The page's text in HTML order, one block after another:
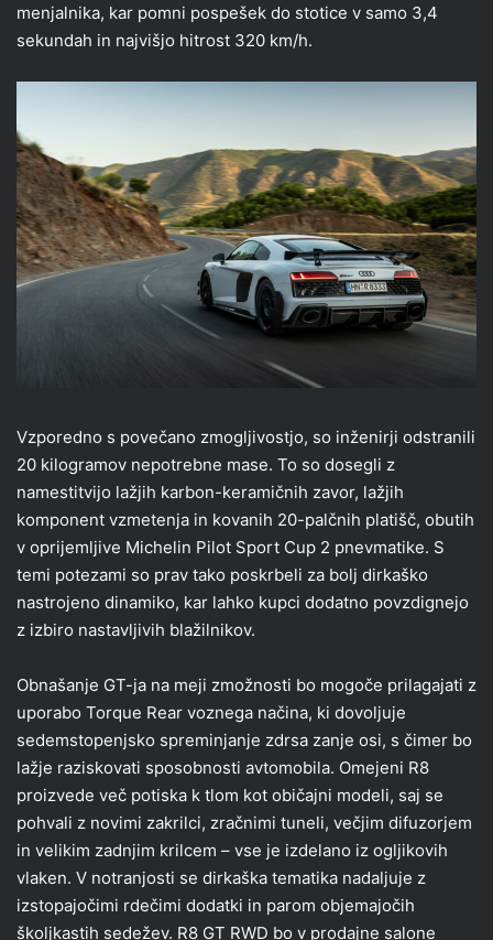
menjalnika, kar pomni pospešek do stotice v samo 3,4
sekundah in najvišjo hitrost 320 km/h.
Vzporedno s povečano zmogljivostjo, so inženirji odstranili
20 kilogramov nepotrebne mase. To so dosegli z
namestitvijo lažjih karbon-keramičnih zavor, lažjih
komponent vzmetenja in kovanih 20-palčnih platišč, obutih
v oprijemljive Michelin Pilot Sport Cup 2 pnevmatike. S
temi potezami so prav tako poskrbeli za bolj dirkaško
nastrojeno dinamiko, kar lahko kupci dodatno povzdignejo
z izbiro nastavljivih blažilnikov.
Obnašanje GT-ja na meji zmožnosti bo mogoče prilagajati z
uporabo Torque Rear voznega načina, ki dovoljuje
sedemstopenjsko spreminjanje zdrsa zanje osi, s čimer bo
lažje raziskovati sposobnosti avtomobila. Omejeni R8
proizvede več potiska k tlom kot običajni modeli, saj se
pohvali z novimi zakrilci, zračnimi tuneli, večjim difuzorjem
in velikim zadnjim krilcem – vse je izdelano iz ogljikovih
vlaken. V notranjosti se dirkaška tematika nadaljuje z
izstopajočimi rdečimi dodatki in parom objemajočih
školjkastih sedežev. R8 GT RWD bo v prodajne salone